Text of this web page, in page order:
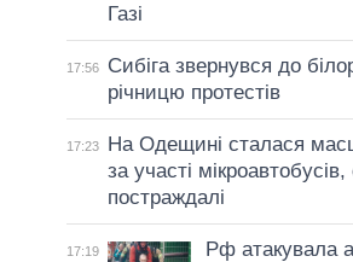
Газі
17:56
Сибіга звернувся до
річницю протестів
17:23
На Одещині сталася
за участі
постраждалі
17:19
Рф атакувала